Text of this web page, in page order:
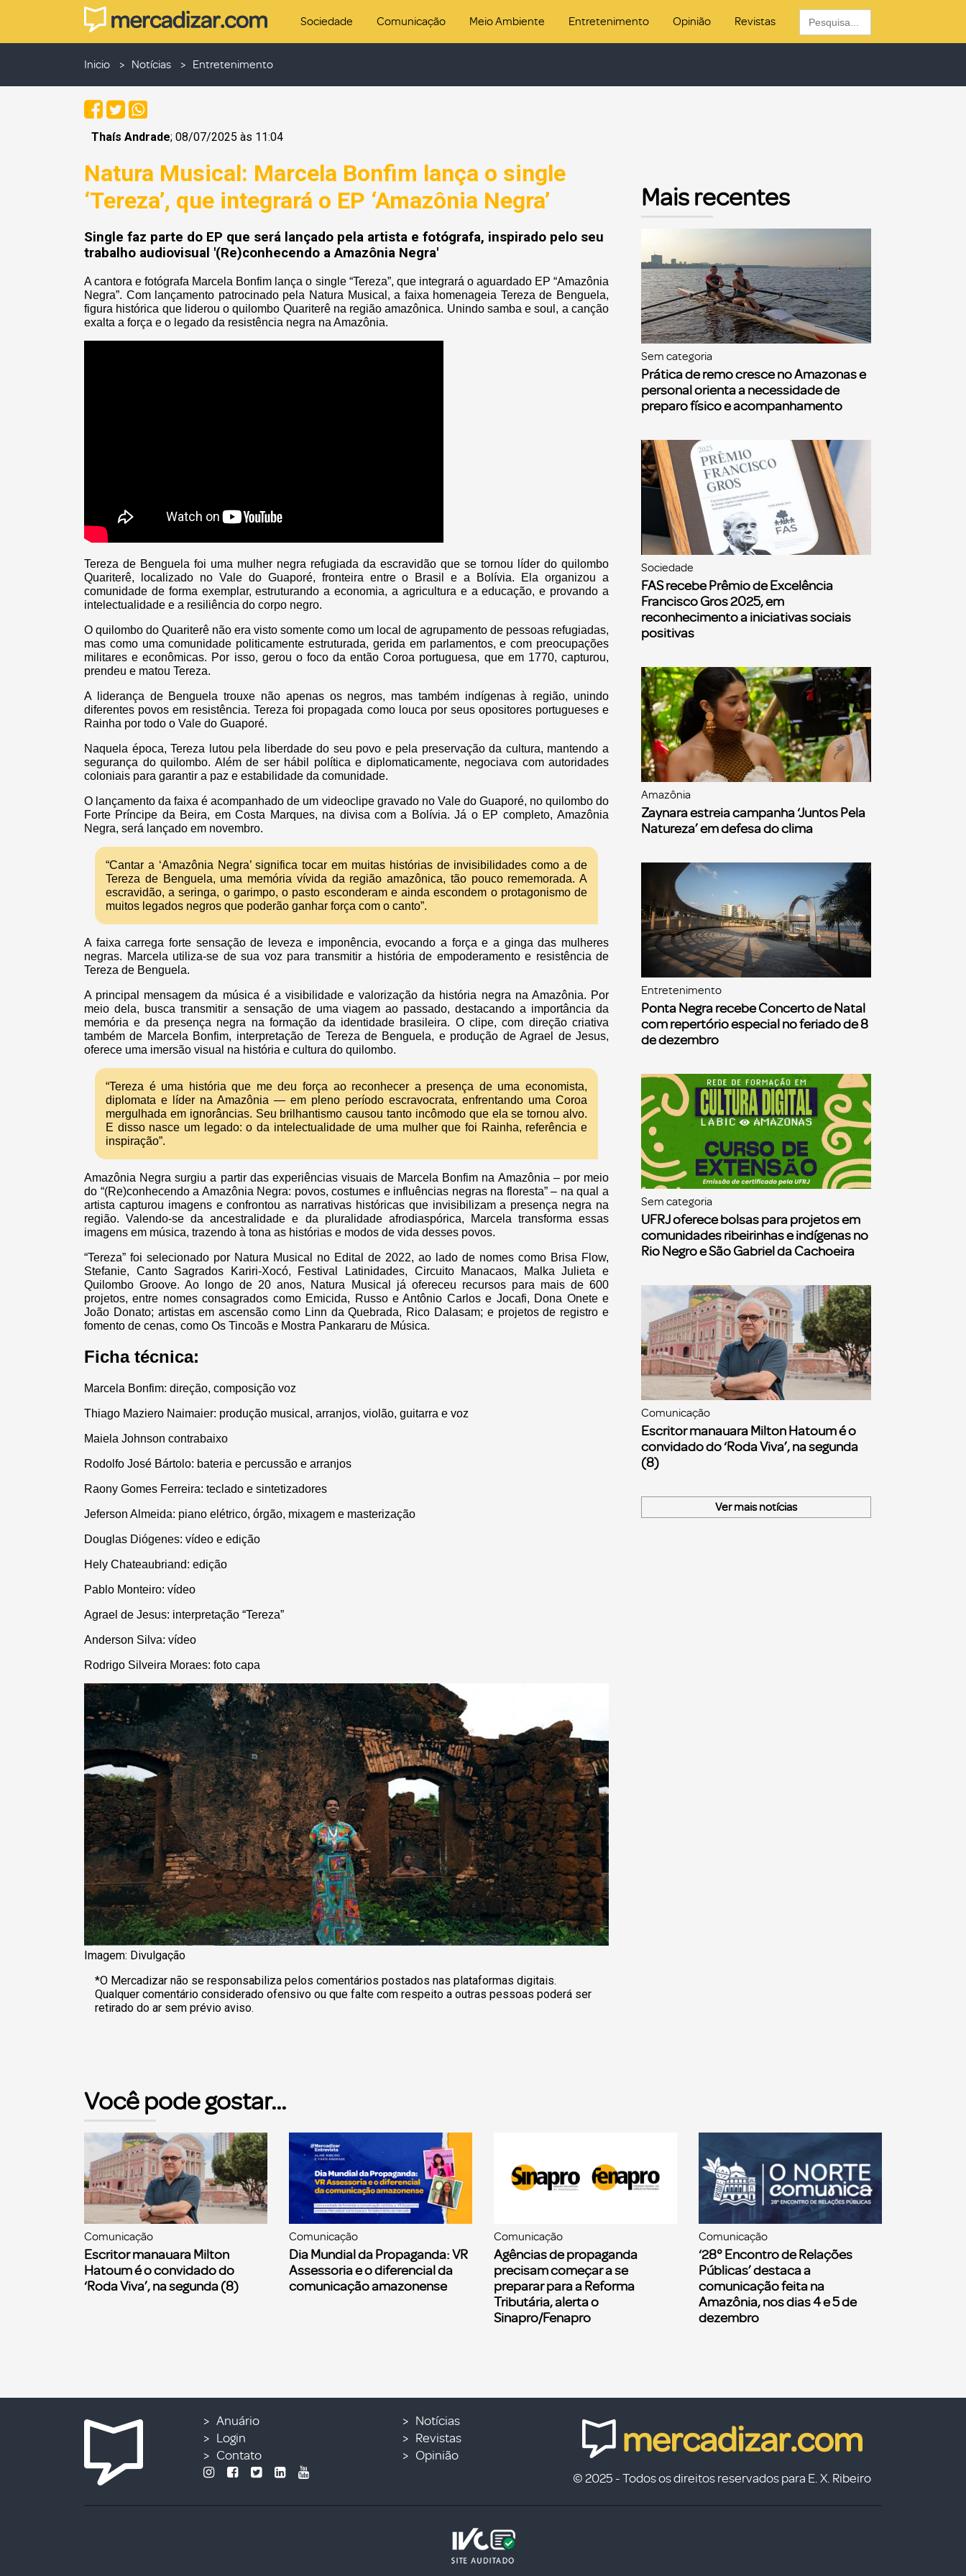
Sociedade Comunicação Meio Ambiente Entretenimento Opinião Revistas
Search
for:
Inicio Notícias Entretenimento
Thaís Andrade; 08/07/2025 às 11:04
Natura Musical: Marcela Bonfim lança o single
‘Tereza’, que integrará o EP ‘Amazônia Negra’
Single faz parte do EP que será lançado pela artista e fotógrafa, inspirado pelo seu
trabalho audiovisual '(Re)conhecendo a Amazônia Negra'
A cantora e fotógrafa Marcela Bonfim lança o single “Tereza”, que integrará o aguardado EP “Amazônia
Negra”. Com lançamento patrocinado pela Natura Musical, a faixa homenageia Tereza de Benguela,
figura histórica que liderou o quilombo Quariterê na região amazônica. Unindo samba e soul, a canção
exalta a força e o legado da resistência negra na Amazônia.
Tereza de Benguela foi uma mulher negra refugiada da escravidão que se tornou líder do quilombo
Quariterê, localizado no Vale do Guaporé, fronteira entre o Brasil e a Bolívia. Ela organizou a
comunidade de forma exemplar, estruturando a economia, a agricultura e a educação, e provando a
intelectualidade e a resiliência do corpo negro.
O quilombo do Quariterê não era visto somente como um local de agrupamento de pessoas refugiadas,
mas como uma comunidade politicamente estruturada, gerida em parlamentos, e com preocupações
militares e econômicas. Por isso, gerou o foco da então Coroa portuguesa, que em 1770, capturou,
prendeu e matou Tereza.
A liderança de Benguela trouxe não apenas os negros, mas também indígenas à região, unindo
diferentes povos em resistência. Tereza foi propagada como louca por seus opositores portugueses e
Rainha por todo o Vale do Guaporé.
Naquela época, Tereza lutou pela liberdade do seu povo e pela preservação da cultura, mantendo a
segurança do quilombo. Além de ser hábil política e diplomaticamente, negociava com autoridades
coloniais para garantir a paz e estabilidade da comunidade.
O lançamento da faixa é acompanhado de um videoclipe gravado no Vale do Guaporé, no quilombo do
Forte Príncipe da Beira, em Costa Marques, na divisa com a Bolívia. Já o EP completo, Amazônia
Negra, será lançado em novembro.
“Cantar a ‘Amazônia Negra’ significa tocar em muitas histórias de invisibilidades como a de
Tereza de Benguela, uma memória vívida da região amazônica, tão pouco rememorada. A
escravidão, a seringa, o garimpo, o pasto esconderam e ainda escondem o protagonismo de
muitos legados negros que poderão ganhar força com o canto”.
A faixa carrega forte sensação de leveza e imponência, evocando a força e a ginga das mulheres
negras. Marcela utiliza-se de sua voz para transmitir a história de empoderamento e resistência de
Tereza de Benguela.
A principal mensagem da música é a visibilidade e valorização da história negra na Amazônia. Por
meio dela, busca transmitir a sensação de uma viagem ao passado, destacando a importância da
memória e da presença negra na formação da identidade brasileira. O clipe, com direção criativa
também de Marcela Bonfim, interpretação de Tereza de Benguela, e produção de Agrael de Jesus,
oferece uma imersão visual na história e cultura do quilombo.
“Tereza é uma história que me deu força ao reconhecer a presença de uma economista,
diplomata e líder na Amazônia — em pleno período escravocrata, enfrentando uma Coroa
mergulhada em ignorâncias. Seu brilhantismo causou tanto incômodo que ela se tornou alvo.
E disso nasce um legado: o da intelectualidade de uma mulher que foi Rainha, referência e
inspiração”.
Amazônia Negra surgiu a partir das experiências visuais de Marcela Bonfim na Amazônia – por meio
do “(Re)conhecendo a Amazônia Negra: povos, costumes e influências negras na floresta” – na qual a
artista capturou imagens e confrontou as narrativas históricas que invisibilizam a presença negra na
região. Valendo-se da ancestralidade e da pluralidade afrodiaspórica, Marcela transforma essas
imagens em música, trazendo à tona as histórias e modos de vida desses povos.
“Tereza” foi selecionado por Natura Musical no Edital de 2022, ao lado de nomes como Brisa Flow,
Stefanie, Canto Sagrados Kariri-Xocó, Festival Latinidades, Circuito Manacaos, Malka Julieta e
Quilombo Groove. Ao longo de 20 anos, Natura Musical já ofereceu recursos para mais de 600
projetos, entre nomes consagrados como Emicida, Russo e Antônio Carlos e Jocafi, Dona Onete e
João Donato; artistas em ascensão como Linn da Quebrada, Rico Dalasam; e projetos de registro e
fomento de cenas, como Os Tincoãs e Mostra Pankararu de Música.
Ficha técnica:
Marcela Bonfim: direção, composição voz
Thiago Maziero Naimaier: produção musical, arranjos, violão, guitarra e voz
Maiela Johnson contrabaixo
Rodolfo José Bártolo: bateria e percussão e arranjos
Raony Gomes Ferreira: teclado e sintetizadores
Jeferson Almeida: piano elétrico, órgão, mixagem e masterização
Douglas Diógenes: vídeo e edição
Hely Chateaubriand: edição
Pablo Monteiro: vídeo
Agrael de Jesus: interpretação “Tereza”
Anderson Silva: vídeo
Rodrigo Silveira Moraes: foto capa
Imagem: Divulgação
*O Mercadizar não se responsabiliza pelos comentários postados nas plataformas digitais.
Qualquer comentário considerado ofensivo ou que falte com respeito a outras pessoas poderá ser
retirado do ar sem prévio aviso.
Mais recentes
Sem categoria
Prática de remo cresce no Amazonas e
personal orienta a necessidade de
preparo físico e acompanhamento
Sociedade
FAS recebe Prêmio de Excelência
Francisco Gros 2025, em
reconhecimento a iniciativas sociais
positivas
Amazônia
Zaynara estreia campanha ‘Juntos Pela
Natureza’ em defesa do clima
Entretenimento
Ponta Negra recebe Concerto de Natal
com repertório especial no feriado de 8
de dezembro
Sem categoria
UFRJ oferece bolsas para projetos em
comunidades ribeirinhas e indígenas no
Rio Negro e São Gabriel da Cachoeira
Comunicação
Escritor manauara Milton Hatoum é o
convidado do ‘Roda Viva’, na segunda
(8)
Ver mais notícias
Você pode gostar...
Comunicação
Escritor manauara Milton
Hatoum é o convidado do
‘Roda Viva’, na segunda (8)
Comunicação
Dia Mundial da Propaganda: VR
Assessoria e o diferencial da
comunicação amazonense
Comunicação
Agências de propaganda
precisam começar a se
preparar para a Reforma
Tributária, alerta o
Sinapro/Fenapro
Comunicação
‘28° Encontro de Relações
Públicas’ destaca a
comunicação feita na
Amazônia, nos dias 4 e 5 de
dezembro
Anuário
Login
Contato
Notícias
Revistas
Opinião
© 2025 - Todos os direitos reservados para E. X. Ribeiro